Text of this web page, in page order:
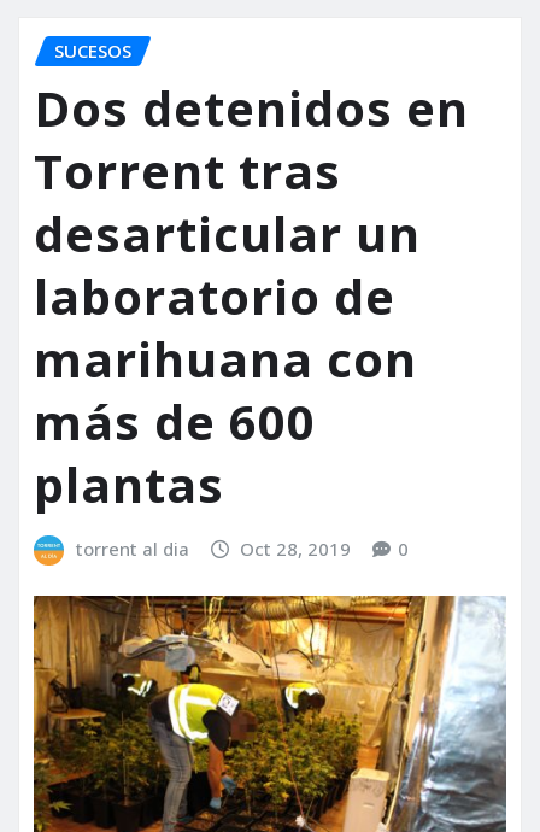
SUCESOS
Dos detenidos en
Torrent tras
desarticular un
laboratorio de
marihuana con
más de 600
plantas
torrent al dia Oct 28, 2019 0